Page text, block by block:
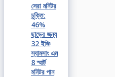
সেরা মনিটর
চুক্তি:
46%
ছাড়ের জন্য
32 ইঞ্চি
স্যামসাং এম
8 স্মার্ট
মনিটর পান